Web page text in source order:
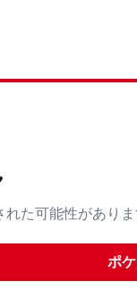
た可能性がありま
ポ